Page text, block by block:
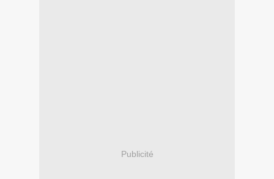
Publicité